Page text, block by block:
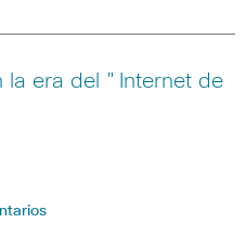
la era del "Internet de